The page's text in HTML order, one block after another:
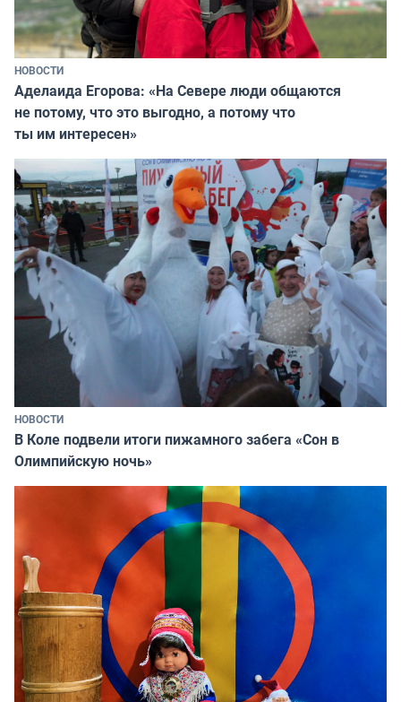
НОВОСТИ
Аделаида Егорова: «На Севере люди общаются
не потому, что это выгодно, а потому что
ты им интересен»
НОВОСТИ
В Коле подвели итоги пижамного забега «Сон в
Олимпийскую ночь»